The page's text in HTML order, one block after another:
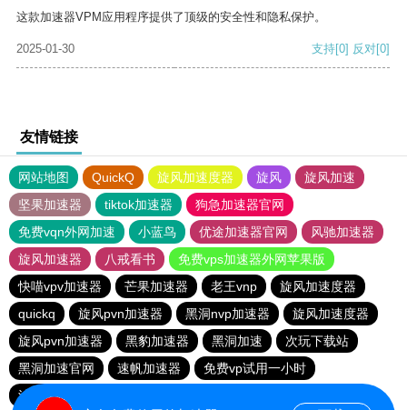
这款加速器VPM应用程序提供了顶级的安全性和隐私保护。
2025-01-30 支持[0] 反对[0]
友情链接
网站地图 QuickQ 旋风加速度器 旋风
旋风加速
坚果加速器
tiktok加速器
狗急加速器官网
免费vqn外网加速
小蓝鸟 优途加速器官网
风驰加速器
旋风加速器
八戒看书
免费vps加速器外网苹果版
快喵vpv加速器
芒果加速器 老王vnp
旋风加速度器
quickq
旋风pvn加速器 黑洞nvp加速器
旋风加速度器
旋风pvn加速器
黑豹加速器 黑洞加速
次玩下载站
黑洞加速官网
速帆加速器
免费vp试用一小时
油管加速器